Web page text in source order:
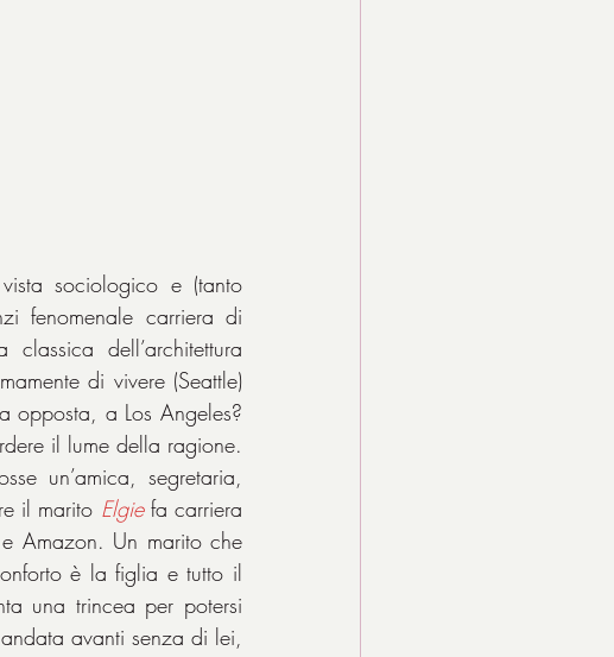
sociologico e (tanto
fenomenale carriera di
dell’architettura
di vivere (Seattle)
opposta, a Los Angeles?
il lume della ragione.
un’amica, segretaria,
il marito Elgie fa carriera
Amazon. Un marito che
è la figlia e tutto il
una trincea per potersi
avanti senza di lei,